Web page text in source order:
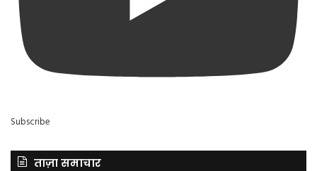
Subscribe
ताज़ा समाचार